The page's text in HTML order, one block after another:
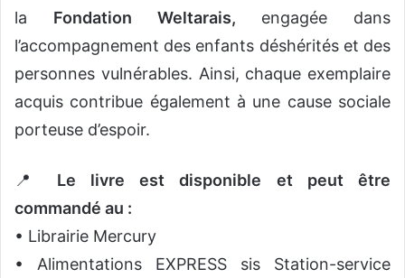
la Fondation Weltarais, engagée dans
l’accompagnement des enfants déshérités et des
personnes vulnérables. Ainsi, chaque exemplaire
acquis contribue également à une cause sociale
porteuse d’espoir.
📍
Le livre est disponible et peut être
commandé au :
• Librairie Mercury
• Alimentations EXPRESS sis Station-service